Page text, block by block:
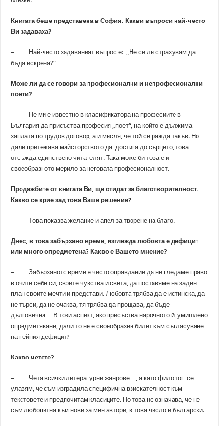
Книгата беше представена в София. Какви въпроси най-често
Ви задаваха?
– Най-често задаваният въпрос е: „Не се ли страхувам да
бъда искрена?“
Може ли да се говори за професионални и непрофесионални
поети?
– Не ми е известно в класификатора на професиите в
България да присъства професия „поет“, на който е дължима
заплата по трудов договор, а и мисля, че той се ражда такъв. Но
дали притежава майсторството да достига до сърцето, това
отсъжда единствено читателят. Така може би това е и
своеобразното мерило за неговата професионалност.
Продажбите от книгата Ви, ще отидат за благотворителност.
Какво се крие зад това Ваше решение?
– Това показва желание и апел за творене на благо.
Днес, в това забързано време, изглежда любовта е дефицит
или много опредметена? Какво е Вашето мнение?
– Забързаното време е често оправдание да не гледаме право
в очите себе си, своите чувства и света, да поставяме на заден
план своите мечти и представи. Любовта трябва да е истинска, да
не търси, да не очаква, тя трябва да прощава, да бъде
дълговечна… В този аспект, ако присъства нарочното й, умишлено
опредметяване, дали то не е своеобразен билет към съгласуване
на нейния дефицит?
Какво четете?
– Чета всички литературни жанрове…, а като филолог се
улавям, че съм изградила специфична взискателност към
текстовете и предпочитам класиците. Но това не означава, че не
съм любопитна към нови за мен автори, в това число и български.